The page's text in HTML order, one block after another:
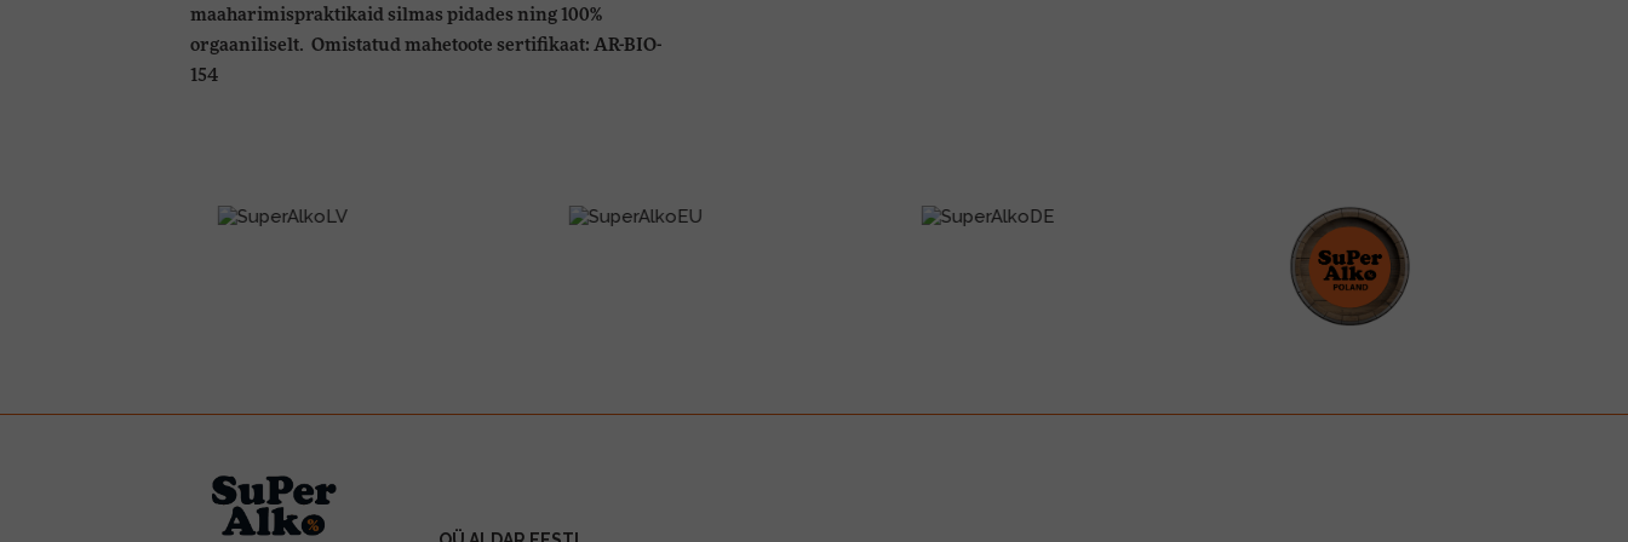
maaharimispraktikaid silmas pidades ning 100%
orgaaniliselt. Omistatud mahetoote sertifikaat: AR-BIO-
154